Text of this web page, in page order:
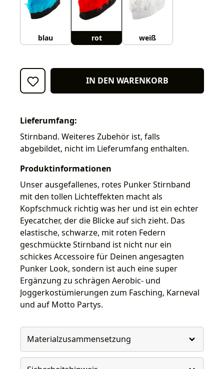
blau rot weiß
IN DEN WARENKORB
Lieferumfang:
Stirnband. Weiteres Zubehör ist, falls
abgebildet, nicht im Lieferumfang enthalten.
Produktinformationen
Unser ausgefallenes, rotes Punker Stirnband
mit den tollen Lichteffekten macht als
Kopfschmuck richtig was her und ist ein echter
Eyecatcher, der die Blicke auf sich zieht. Das
elastische, schwarze, mit roten Federn
geschmückte Stirnband ist nicht nur ein
schickes Accessoire für Deinen angesagten
Punker Look, sondern ist auch eine super
Ergänzung zu schrägen Aerobic- und
Joggerkostümierungen zum Fasching, Karneval
und auf Motto Partys.
Materialzusammensetzung